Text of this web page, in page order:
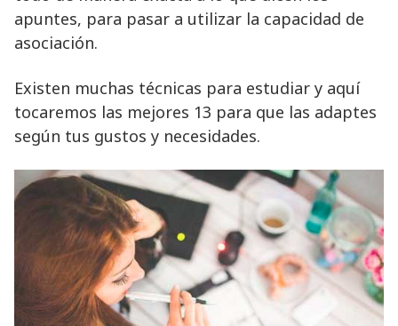
apuntes, para pasar a utilizar la capacidad de
asociación.
Existen muchas técnicas para estudiar y aquí
tocaremos las mejores 13 para que las adaptes
según tus gustos y necesidades.